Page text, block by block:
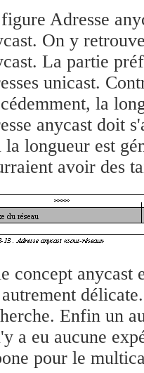
Adresse
On y
La partie
unicast.
la
anycast doit
la longueur est
avoir des
concept anycast
autrement
Enfin un
a eu aucune
pour le